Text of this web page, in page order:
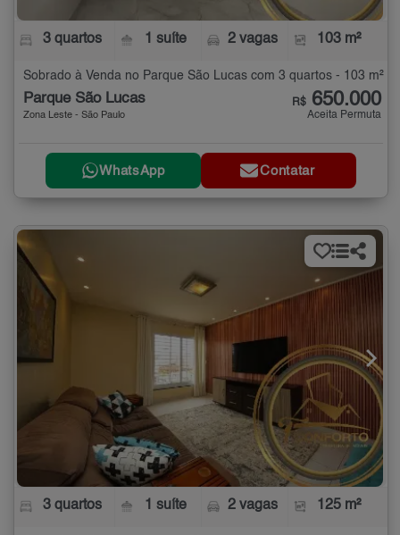
3 quartos 1 suíte 2 vagas 103 m²
Sobrado à Venda no Parque São Lucas com 3 quartos - 103 m²
Parque São Lucas
Zona Leste - São Paulo
R$ 650.000
Aceita Permuta
WhatsApp Contatar
3 quartos 1 suíte 2 vagas 125 m²